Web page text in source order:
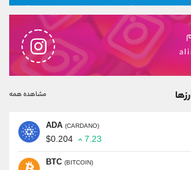
مشاهده همه
ADA (CARDANO)
$0.204 7.23
BTC (BITCOIN)